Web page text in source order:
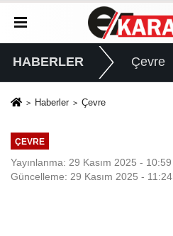
HABERLER Çevre
Haberler Çevre
ÇEVRE
Yayınlanma: 29 Kasım 2025 - 10:59
Güncelleme: 29 Kasım 2025 - 11:24